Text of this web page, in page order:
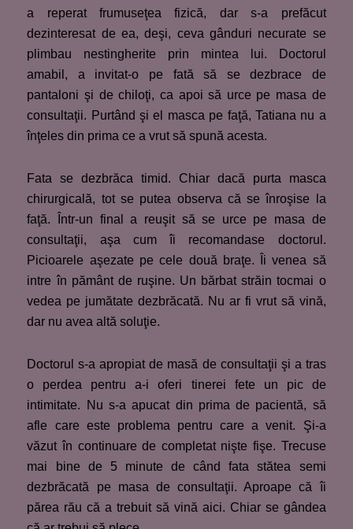
a reperat frumuseţea fizică, dar s-a prefăcut
dezinteresat de ea, deşi, ceva gânduri necurate se
plimbau nestingherite prin mintea lui. Doctorul
amabil, a invitat-o pe fată să se dezbrace de
pantaloni şi de chiloţi, ca apoi să urce pe masa de
consultaţii. Purtând şi el masca pe faţă, Tatiana nu a
înţeles din prima ce a vrut să spună acesta.
Fata se dezbrăca timid. Chiar dacă purta masca
chirurgicală, tot se putea observa că se înroşise la
faţă. Într-un final a reuşit să se urce pe masa de
consultaţii, aşa cum îi recomandase doctorul.
Picioarele aşezate pe cele două braţe. Îi venea să
intre în pământ de ruşine. Un bărbat străin tocmai o
vedea pe jumătate dezbrăcată. Nu ar fi vrut să vină,
dar nu avea altă soluţie.
Doctorul s-a apropiat de masă de consultaţii şi a tras
o perdea pentru a-i oferi tinerei fete un pic de
intimitate. Nu s-a apucat din prima de pacientă, să
afle care este problema pentru care a venit. Şi-a
văzut în continuare de completat nişte fişe. Trecuse
mai bine de 5 minute de când fata stătea semi
dezbrăcată pe masa de consultaţii. Aproape că îi
părea rău că a trebuit să vină aici. Chiar se gândea